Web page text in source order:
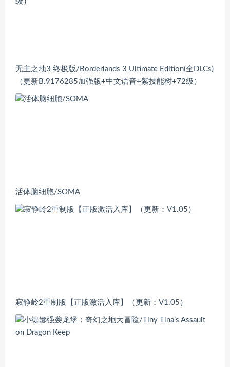
无主之地3 终极版/Borderlands 3 Ultimate Edition(全DLCs)
（更新B.9176285加强版+中文语音+紫技能树+72级）
活体脑细胞/SOMA
寂静岭2重制版【正版激活入库】（更新：V1.05）